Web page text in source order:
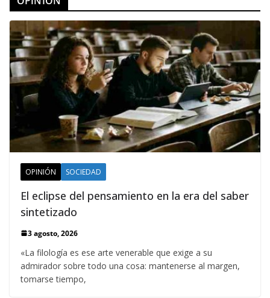
OPINIÓN SOCIEDAD
El eclipse del pensamiento en la era del saber
sintetizado
3 agosto, 2026
«La filología es ese arte venerable que exige a su
admirador sobre todo una cosa: mantenerse al margen,
tomarse tiempo,